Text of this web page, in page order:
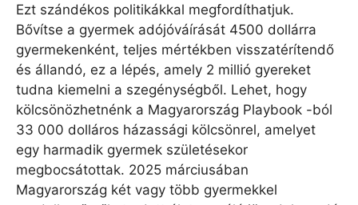
Ezt szándékos politikákkal megfordíthatjuk.
Bővítse a gyermek adójóváírását 4500 dollárra
gyermekenként, teljes mértékben visszatérítendő
és állandó, ez a lépés, amely 2 millió gyereket
tudna kiemelni a szegénységből. Lehet, hogy
kölcsönözhetnénk a Magyarország Playbook -ból
33 000 dolláros házassági kölcsönrel, amelyet
egy harmadik gyermek születésekor
megbocsátottak. 2025 márciusában
Magyarország két vagy több gyermekkel